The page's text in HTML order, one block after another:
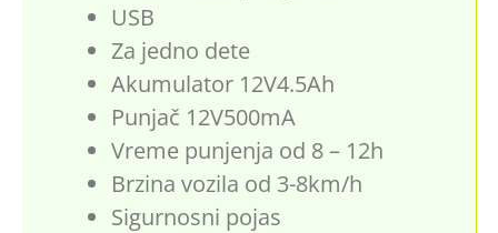
USB
Za jedno dete
Akumulator 12V4.5Ah
Punjač 12V500mA
Vreme punjenja od 8 – 12h
Brzina vozila od 3-8km/h
Sigurnosni pojas